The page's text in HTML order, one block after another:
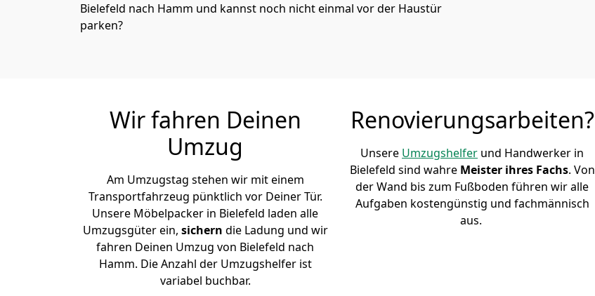
Bielefeld nach Hamm und kannst noch nicht einmal vor der Haustür
parken?
Wir fahren Deinen
Umzug
Am Umzugstag stehen wir mit einem
Transportfahrzeug pünktlich vor Deiner Tür.
Unsere Möbelpacker in Bielefeld laden alle
Umzugsgüter ein, sichern die Ladung und wir
fahren Deinen Umzug von Bielefeld nach
Hamm. Die Anzahl der Umzugshelfer ist
variabel buchbar.
Renovierungsarbeiten?
Unsere Umzugshelfer und Handwerker in
Bielefeld sind wahre Meister ihres Fachs. Von
der Wand bis zum Fußboden führen wir alle
Aufgaben kostengünstig und fachmännisch
aus.